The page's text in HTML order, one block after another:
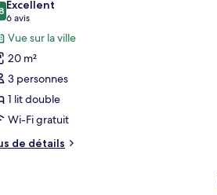
:
sur 10
Excellent
6 avis
(6 avis)
Vue sur la ville
20 m²
3 personnes
1 lit double
Wi-Fi gratuit
de détails